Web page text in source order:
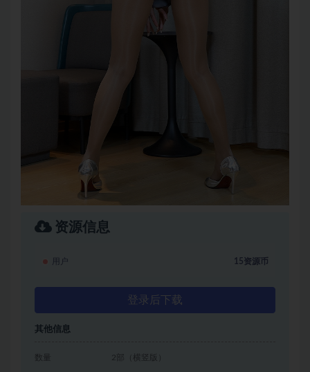
资源信息
用户 15资源币
登录后下载
其他信息
数量 2部（横竖版）